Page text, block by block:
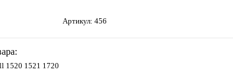
Артикул: 456
1520 1521 1720